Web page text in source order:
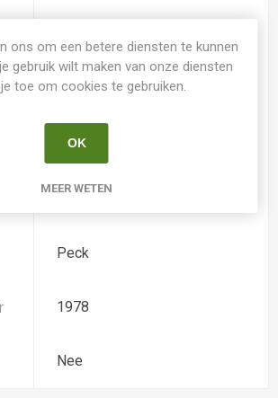
Bladverliezend
Hemerocallis
Peck
1978
Nee
ons om een betere diensten te kunnen
gebruik wilt maken van onze diensten
toe om cookies te gebruiken.
OK
MEER WETEN